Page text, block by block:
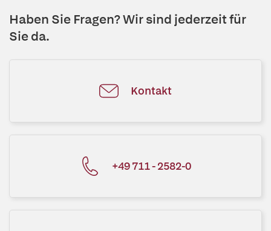
Haben Sie Fragen? Wir sind jederzeit für
Sie da.
Kontakt
+49 711 - 2582-0